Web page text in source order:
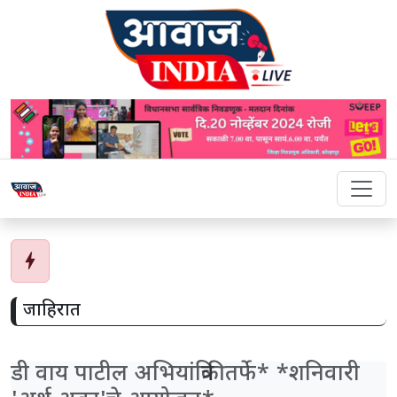
bolt
जाहिरात
डी वाय पाटील अभियांत्रिकीतर्फे* *शनिवारी